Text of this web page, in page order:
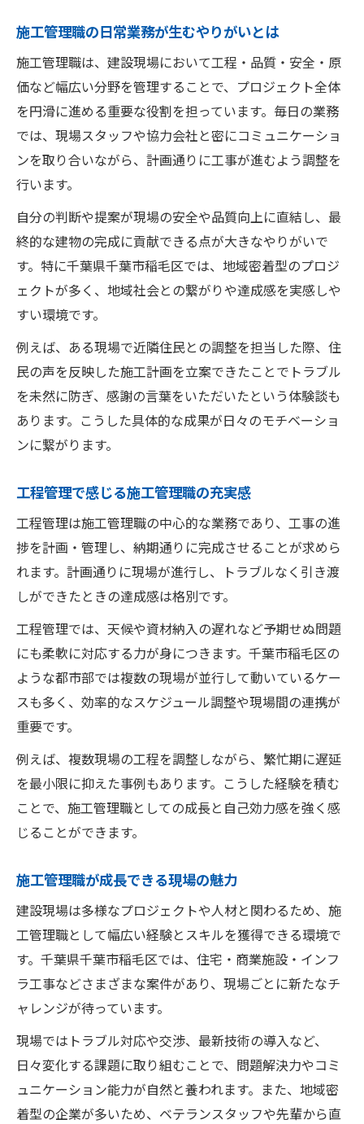
地元密着の現場で施工管理職が活躍する理
由
施工管理職が多様な現場経験を積む環境
コミュニケーションが生む施工管理職の強
み
千葉市稲毛区ならではの働きやすさと施工
現場の本音が示す施工管理職の特徴
施工管理職の現場で求められるスキルとは
施工管理職が感じるチームワークの重要性
現場の声から見る施工管理職の苦労と工夫
現場経験が育てる施工管理職の強み
未経験者が知るべき施工管理の役割
未経験から始める施工管理職の基本的な役
割
未経験者が施工管理職で身につけたい力
施工管理職の研修やサポート体制を解説
未経験者が施工管理職で活躍するための心
構え
やめとけと言われる理由を徹底分析
施工管理職がやめとけと噂される背景を解
説
施工管理職の残業や休日出勤の実態
施工管理職が直面するストレス要因とは
施工管理職にありがちな課題とその対策法
千葉市稲毛区で働くメリットと課題
千葉市稲毛区で施工管理職を選ぶ利点を紹
介
施工管理職が得られる安定した雇用環境と
千葉市稲毛区で施工管理職が抱える課題
施工管理職が享受できる働きやすさのポイ
ント
千葉市稲毛区の施工管理職が目指すキャリ
施工管理職の日常業務が生むやりがいとは
施工管理職は、建設現場において工程・品質・安全・原
価など幅広い分野を管理することで、プロジェクト全体
を円滑に進める重要な役割を担っています。毎日の業務
では、現場スタッフや協力会社と密にコミュニケーショ
ンを取り合いながら、計画通りに工事が進むよう調整を
行います。
自分の判断や提案が現場の安全や品質向上に直結し、最
終的な建物の完成に貢献できる点が大きなやりがいで
す。特に千葉県千葉市稲毛区では、地域密着型のプロジ
ェクトが多く、地域社会との繋がりや達成感を実感しや
すい環境です。
例えば、ある現場で近隣住民との調整を担当した際、住
民の声を反映した施工計画を立案できたことでトラブル
を未然に防ぎ、感謝の言葉をいただいたという体験談も
あります。こうした具体的な成果が日々のモチベーショ
ンに繋がります。
工程管理で感じる施工管理職の充実感
工程管理は施工管理職の中心的な業務であり、工事の進
捗を計画・管理し、納期通りに完成させることが求めら
れます。計画通りに現場が進行し、トラブルなく引き渡
しができたときの達成感は格別です。
工程管理では、天候や資材納入の遅れなど予期せぬ問題
にも柔軟に対応する力が身につきます。千葉市稲毛区の
ような都市部では複数の現場が並行して動いているケー
スも多く、効率的なスケジュール調整や現場間の連携が
重要です。
例えば、複数現場の工程を調整しながら、繁忙期に遅延
を最小限に抑えた事例もあります。こうした経験を積む
ことで、施工管理職としての成長と自己効力感を強く感
じることができます。
施工管理職が成長できる現場の魅力
建設現場は多様なプロジェクトや人材と関わるため、施
工管理職として幅広い経験とスキルを獲得できる環境で
す。千葉県千葉市稲毛区では、住宅・商業施設・インフ
ラ工事などさまざまな案件があり、現場ごとに新たなチ
ャレンジが待っています。
現場ではトラブル対応や交渉、最新技術の導入など、
日々変化する課題に取り組むことで、問題解決力やコミ
ュニケーション能力が自然と養われます。また、地域密
着型の企業が多いため、ベテランスタッフや先輩から直